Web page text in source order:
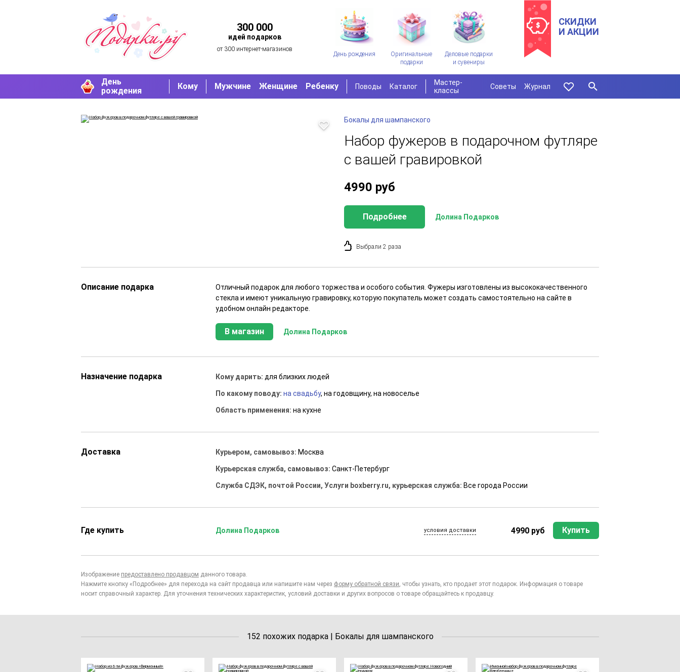
300 000
идей подарков
от 300 интернет-магазинов
День рождения
Оригинальные
подарки
Деловые подарки
и сувениры
СКИДКИ
И АКЦИИ
День
рождения
Кому Мужчине Женщине Ребенку Поводы Каталог
Мастер-
классы
Советы Журнал
Бокалы для шампанского
Набор фужеров в подарочном футляре
с вашей гравировкой
4990 руб
Подробнее Долина Подарков
Выбрали 2 раза
Описание подарка
Отличный подарок для любого торжества и особого события. Фужеры изготовлены из высококачественного
стекла и имеют уникальную гравировку, которую покупатель может создать самостоятельно на сайте в
удобном онлайн редакторе.
В магазин Долина Подарков
Назначение подарка Кому дарить:для близких людей
По какому поводу:на свадьбу, на годовщину, на новоселье
Область применения:на кухне
Доставка Курьером, самовывоз: Москва
Курьерская служба, самовывоз:Санкт-Петербург
Служба СДЭК, почтой России, Услуги boxberry.ru, курьерская служба: Все города России
Где купить Долина Подарков условия доставки 4990 руб Купить
Изображение предоставлено продавцом данного товара.
Нажмите кнопку «Подробнее» для перехода на сайт продавца или напишите нам через форму обратной связи, чтобы узнать, кто продает этот подарок. Информация о товаре
носит справочный характер. Для уточнения технических характеристик, условий доставки и других вопросов о товаре обращайтесь к продавцу.
152 похожих подарка | Бокалы для шампанского